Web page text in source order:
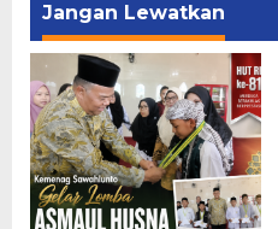
Jangan Lewatkan